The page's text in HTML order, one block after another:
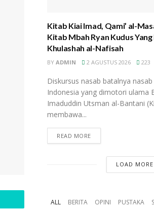
Kitab Kiai Imad, Qami’ al-
Kitab Mbah Ryan Kudus Yang
Khulashah al-Nafisah
BY ADMIN 2 AGUSTUS 2026 223
Diskursus nasab batalnya nasab
Indonesia yang dimotori ulama
Imaduddin Utsman al-Bantani
membawa...
READ MORE
LOAD MORE
ALL BERITA OPINI PUSTAKA